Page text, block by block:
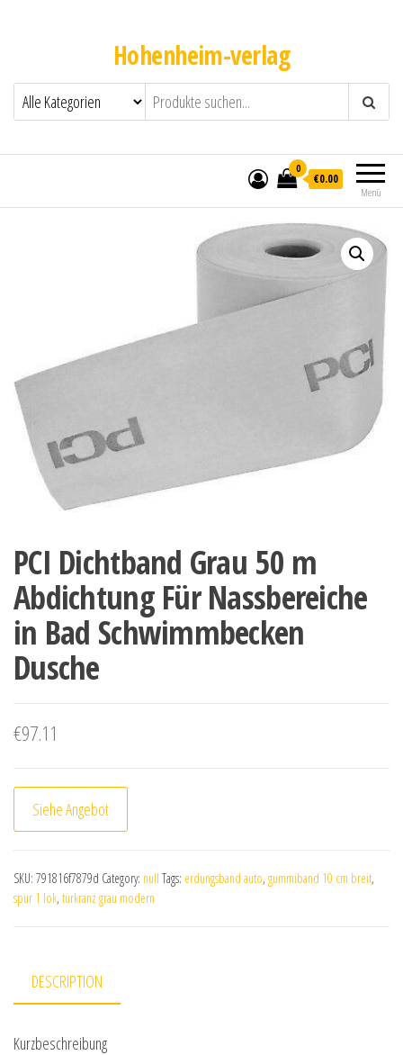
Hohenheim-verlag
Menü
0
€0.00
PCI Dichtband Grau 50 m
Abdichtung Für Nassbereiche
in Bad Schwimmbecken
Dusche
€97.11
Siehe Angebot
SKU: 791816f7879d Category: null Tags: erdungsband auto, gummiband 10 cm breit,
spur 1 lok, türkranz grau modern
DESCRIPTION
Kurzbeschreibung